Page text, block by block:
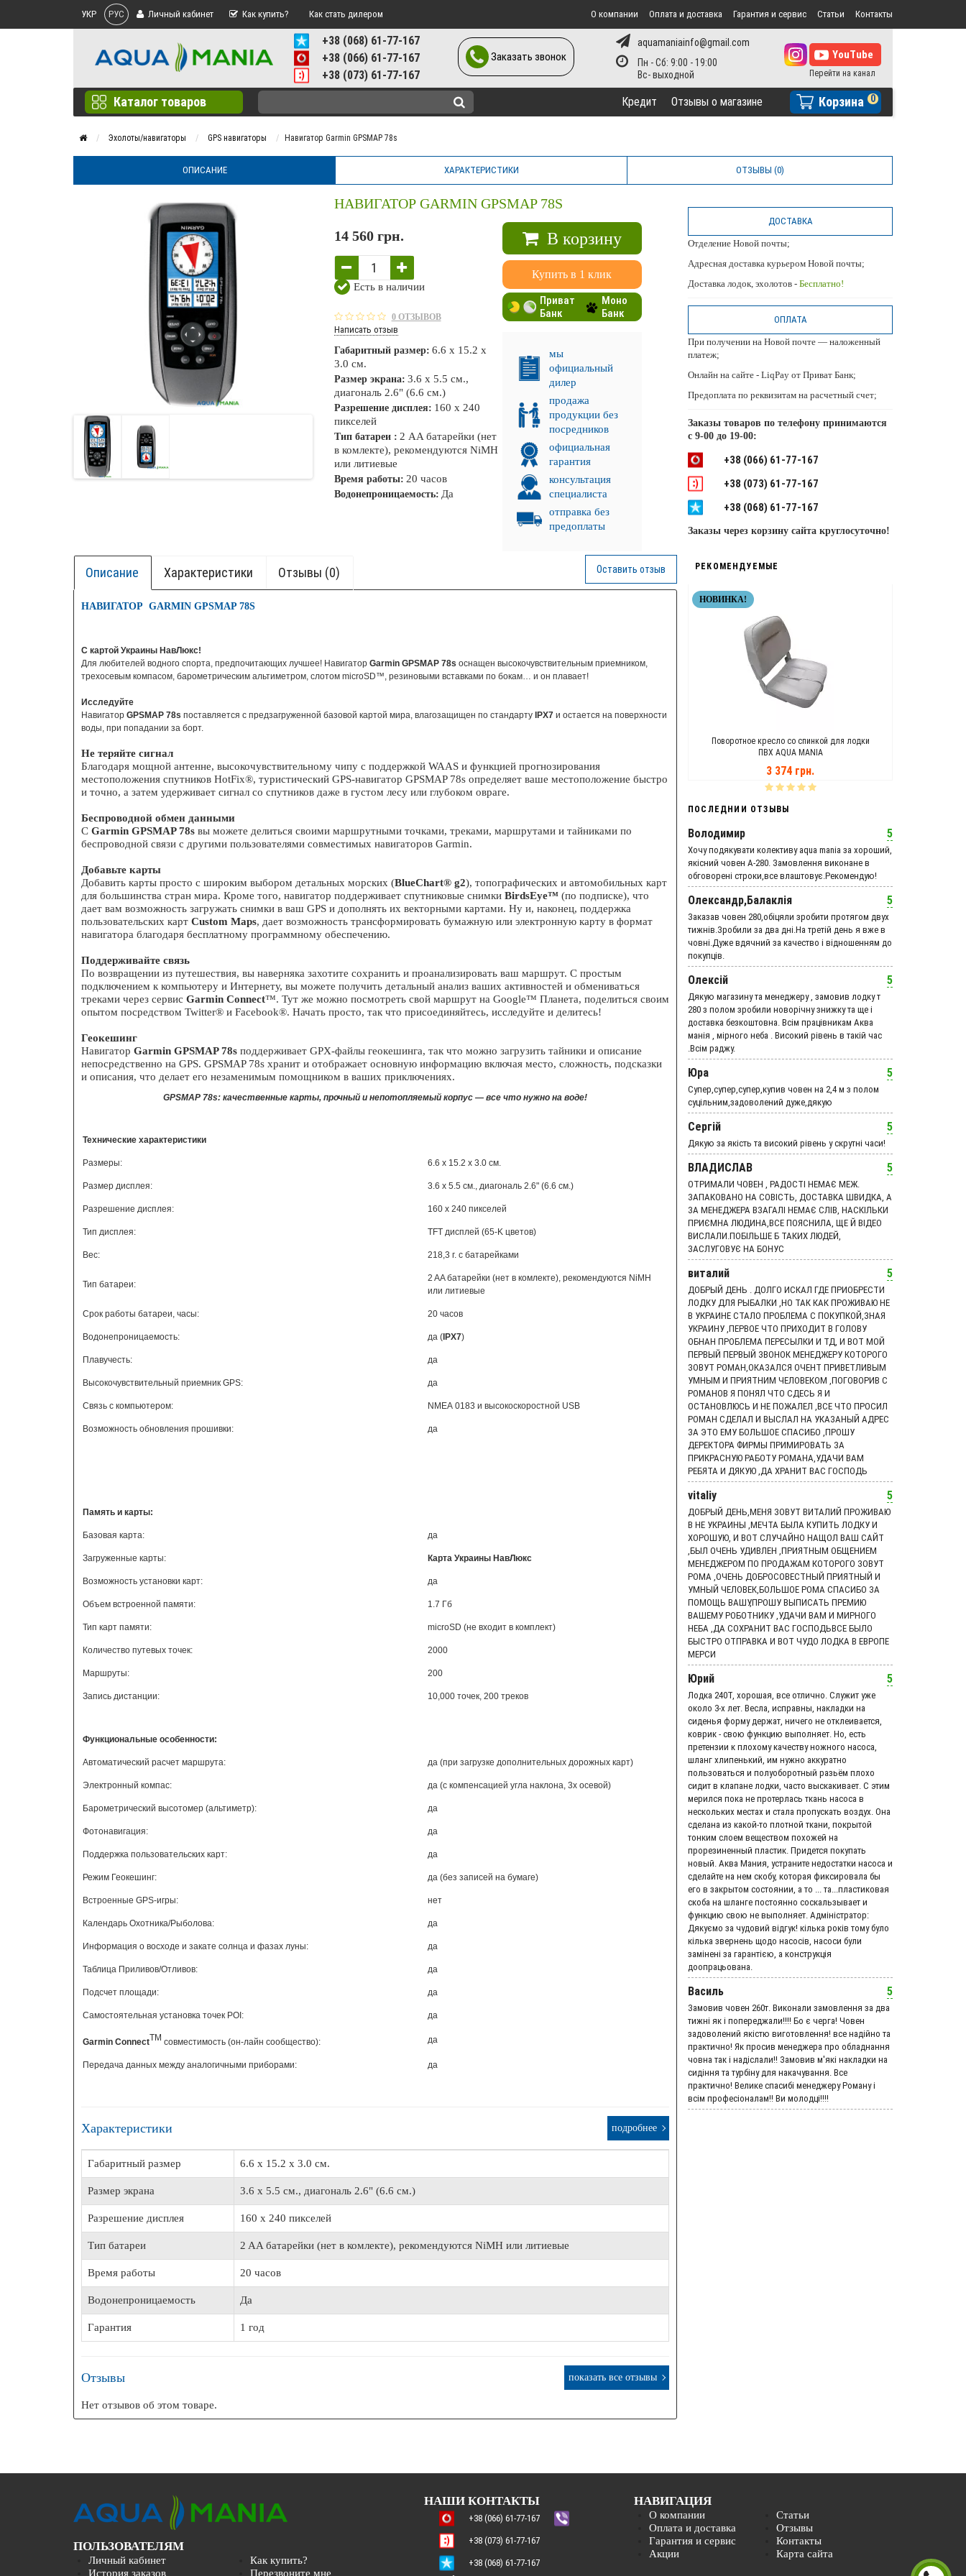
УКР РУС Личный кабинет Как купить? Как стать дилером О компании Оплата и доставка Гарантия и сервис Статьи Контакты
+38 (068) 61-77-167
+38 (066) 61-77-167
+38 (073) 61-77-167
Заказать звонок
aquamaniainfo@gmail.com
Пн - Сб: 9:00 - 19:00
Корзина 0
Кредит Отзывы о магазине
Каталог товаров
Эхолоты/навигаторы GPS навигаторы Навигатор Garmin GPSMAP 78s
ОПИСАНИЕ ХАРАКТЕРИСТИКИ ОТЗЫВЫ (0)
НАВИГАТОР GARMIN GPSMAP 78S
14 560 грн.
Есть в наличии
0 ОТЗЫВОВ
Написать отзыв
Габаритный размер: 6.6 x 15.2 x
3.0 см.
Размер экрана: 3.6 x 5.5 см.,
диагональ 2.6" (6.6 см.)
Разрешение дисплея: 160 x 240
пикселей
Тип батареи : 2 AA батарейки (нет
в комлекте), рекомендуются NiMH
или литиевые
Время работы: 20 часов
Водонепроницаемость: Да
В корзину
Купить в 1 клик
Приват
Банк
Моно
Банк
мы
официальный
дилер
продажа
продукции без
посредников
официальная
гарантия
консультация
специалиста
отправка без
предоплаты
Оставить отзыв
Описание Характеристики Отзывы (0)
НАВИГАТОР GARMIN GPSMAP 78S
C картой Украины НавЛюкс!
Для любителей водного спорта, предпочитающих лучшее! Навигатор Garmin GPSMAP 78s оснащен высокочувствительным приемником,
трехосевым компасом, барометрическим альтиметром, слотом microSD™, резиновыми вставками по бокам… и он плавает!
Исследуйте
Навигатор GPSMAP 78s поставляется с предзагруженной базовой картой мира, влагозащищен по стандарту IPX7 и остается на поверхности
воды, при попадании за борт.
Не теряйте сигнал
Благодаря мощной антенне, высокочувствительному чипу с поддержкой WAAS и функцией прогнозирования
местоположения спутников HotFix®, туристический GPS-навигатор GPSMAP 78s определяет ваше местоположение быстро
и точно, а затем удерживает сигнал со спутников даже в густом лесу или глубоком овраге.
Беспроводной обмен данными
С Garmin GPSMAP 78s вы можете делиться своими маршрутными точками, треками, маршрутами и тайниками по
беспроводной связи с другими пользователями совместимых навигаторов Garmin.
Добавьте карты
Добавить карты просто с широким выбором детальных морских (BlueChart® g2), топографических и автомобильных карт
для большинства стран мира. Кроме того, навигатор поддерживает спутниковые снимки BirdsEye™ (по подписке), что
дает вам возможность загружать снимки в ваш GPS и дополнять их векторными картами. Ну и, наконец, поддержка
пользовательских карт Custom Maps, дает возможность трансформировать бумажную или электронную карту в формат
навигатора благодаря бесплатному программному обеспечению.
Поддерживайте связь
По возвращении из путешествия, вы наверняка захотите сохранить и проанализировать ваш маршрут. С простым
подключением к компьютеру и Интернету, вы можете получить детальный анализ ваших активностей и обмениваться
треками через сервис Garmin Connect™. Тут же можно посмотреть свой маршрут на Google™ Планета, поделиться своим
опытом посредством Twitter® и Facebook®. Начать просто, так что присоединяйтесь, исследуйте и делитесь!
Геокешинг
Навигатор Garmin GPSMAP 78s поддерживает GPX-файлы геокешинга, так что можно загрузить тайники и описание
непосредственно на GPS. GPSMAP 78s хранит и отображает основную информацию включая место, сложность, подсказки
и описания, что делает его незаменимым помощником в ваших приключениях.
GPSMAP 78s: качественные карты, прочный и непотопляемый корпус — все что нужно на воде!
Технические характеристики
Размеры: 6.6 x 15.2 x 3.0 см.
Размер дисплея: 3.6 x 5.5 см., диагональ 2.6" (6.6 см.)
Разрешение дисплея: 160 x 240 пикселей
Тип дисплея: TFT дисплей (65-K цветов)
Вес: 218,3 г. с батарейками
Тип батареи:
2 AA батарейки (нет в комлекте), рекомендуются NiMH
или литиевые
Срок работы батареи, часы: 20 часов
Водонепроницаемость: да ( IPX7)
Плавучесть: да
Высокочувствительный приемник GPS: да
Связь с компьютером: NMEA 0183 и высокоскоростной USB
Возможность обновления прошивки: да
Память и карты:
Базовая карта: да
Загруженные карты: Карта Украины НавЛюкс
Возможность установки карт: да
Объем встроенной памяти: 1.7 Гб
Тип карт памяти: microSD (не входит в комплект)
Количество путевых точек: 2000
Маршруты: 200
Запись дистанции: 10,000 точек, 200 треков
Функциональные особенности:
Автоматический расчет маршрута: да (при загрузке дополнительных дорожных карт)
Электронный компас: да (с компенсацией угла наклона, 3х осевой)
Барометрический высотомер (альтиметр): да
Фотонавигация: да
Поддержка пользовательских карт: да
Режим Геокешинг: да (без записей на бумаге)
Встроенные GPS-игры: нет
Календарь Охотника/Рыболова: да
Информация о восходе и закате солнца и фазах луны: да
Таблица Приливов/Отливов: да
Подсчет площади: да
Самостоятельная установка точек POI : да
Garmin ConnectTM совместимость (он-лайн сообщество): да
Передача данных между аналогичными приборами: да
Характеристики подробнее
Габаритный размер 6.6 x 15.2 x 3.0 см.
Размер экрана 3.6 x 5.5 см., диагональ 2.6" (6.6 см.)
Разрешение дисплея 160 x 240 пикселей
Тип батареи 2 AA батарейки (нет в комлекте), рекомендуются NiMH или литиевые
Время работы 20 часов
Водонепроницаемость Да
Гарантия 1 год
Отзывы показать все отзывы
Нет отзывов об этом товаре.
ДОСТАВКА
Отделение Новой почты;
Адресная доставка курьером Новой почты;
Доставка лодок, эхолотов - Бесплатно!
ОПЛАТА
При получении на Новой почте — наложенный
платеж;
Онлайн на сайте - LiqPay от Приват Банк;
Предоплата по реквизитам на расчетный счет;
Заказы товаров по телефону принимаются
с 9-00 до 19-00:
+38 (066) 61-77-167
+38 (073) 61-77-167
+38 (068) 61-77-167
Заказы через корзину сайта круглосуточно!
РЕКОМЕНДУЕМЫЕ
65 520 грн. 2 734 грн.
НОВИНКА!
Поворотное кресло со спинкой для лодки
ПВХ AQUA MANIA
3 374 грн.
ПОСЛЕДНИИ ОТЗЫВЫ
Володимир 5
Хочу подякувати колективу aqua mania за хороший,
якісний човен А-280. Замовлення виконане в
обговорені строки,все влаштовує.Рекомендую!
Олександр,Балаклія 5
Заказав човен 280,обіцяли зробити протягом двух
тижнів.Зробили за два дні.На третій день я вже в
човні.Дуже вдячний за качество і відношенням до
покупців.
Олексій 5
Дякую магазину та менеджеру , замовив лодку т
280 з полом зробили новорічну знижку та ще і
доставка безкоштовна. Всім працівникам Аква
манія , мірного неба . Високий рівень в такій час
.Всім раджу.
Юра 5
Супер,супер,супер,купив човен на 2,4 м з полом
суцільним,задоволений дуже,дякую
Сергій 5
Дякую за якість та високий рівень у скрутні часи!
ВЛАДИСЛАВ 5
ОТРИМАЛИ ЧОВЕН , РАДОСТІ НЕМАЄ МЕЖ.
ЗАПАКОВАНО НА СОВІСТЬ, ДОСТАВКА ШВИДКА, А
ЗА МЕНЕДЖЕРА ВЗАГАЛІ НЕМАЄ СЛІВ, НАСКІЛЬКИ
ПРИЄМНА ЛЮДИНА,ВСЕ ПОЯСНИЛА, ЩЕ Й ВІДЕО
ВИСЛАЛИ.ПОБІЛЬШЕ Б ТАКИХ ЛЮДЕЙ,
ЗАСЛУГОВУЄ НА БОНУС
виталий 5
ДОБРЫЙ ДЕНЬ . ДОЛГО ИСКАЛ ГДЕ ПРИОБРЕСТИ
ЛОДКУ ДЛЯ РЫБАЛКИ ,НО ТАК КАК ПРОЖИВАЮ НЕ
В УКРАИНЕ СТАЛО ПРОБЛЕМА С ПОКУПКОЙ,ЗНАЯ
УКРАИНУ ,ПЕРВОЕ ЧТО ПРИХОДИТ В ГОЛОВУ
ОБНАН ПРОБЛЕМА ПЕРЕСЫЛКИ И ТД, И ВОТ МОЙ
ПЕРВЫЙ ПЕРВЫЙ ЗВОНОК МЕНЕДЖЕРУ КОТОРОГО
ЗОВУТ РОМАН,ОКАЗАЛСЯ ОЧЕНТ ПРИВЕТЛИВЫМ
УМНЫМ И ПРИЯТНИМ ЧЕЛОВЕКОМ ,ПОГОВОРИВ С
РОМАНОВ Я ПОНЯЛ ЧТО СДЕСЬ Я И
ОСТАНОВЛЮСЬ И НЕ ПОЖАЛЕЛ ,ВСЕ ЧТО ПРОСИЛ
РОМАН СДЕЛАЛ И ВЫСЛАЛ НА УКАЗАНЫЙ АДРЕС
ЗА ЭТО ЕМУ БОЛЬШОЕ СПАСИБО ,ПРОШУ
ДЕРЕКТОРА ФИРМЫ ПРИМИРОВАТЬ ЗА
ПРИКРАСНУЮ РАБОТУ РОМАНА,УДАЧИ ВАМ
РЕБЯТА И ДЯКУЮ ,ДА ХРАНИТ ВАС ГОСПОДЬ
vitaliy 5
ДОБРЫЙ ДЕНЬ,МЕНЯ ЗОВУТ ВИТАЛИЙ ПРОЖИВАЮ
В НЕ УКРАИНЫ ,МЕЧТА БЫЛА КУПИТЬ ЛОДКУ И
ХОРОШУЮ, И ВОТ СЛУЧАЙНО НАЩОЛ ВАШ САЙТ
,БЫЛ ОЧЕНЬ УДИВЛЕН ,ПРИЯТНЫМ ОБЩЕНИЕМ
МЕНЕДЖЕРОМ ПО ПРОДАЖАМ КОТОРОГО ЗОВУТ
РОМА ,ОЧЕНЬ ДОБРОСОВЕСТНЫЙ ПРИЯТНЫЙ И
УМНЫЙ ЧЕЛОВЕК,БОЛЬШОЕ РОМА СПАСИБО ЗА
ПОМОЩЬ ВАШУ,ПРОШУ ВЫПИСАТЬ ПРЕМИЮ
ВАШЕМУ РОБОТНИКУ ,УДАЧИ ВАМ И МИРНОГО
НЕБА ,ДА СОХРАНИТ ВАС ГОСПОДЬВСЕ БЫЛО
БЫСТРО ОТПРАВКА И ВОТ ЧУДО ЛОДКА В ЕВРОПЕ
МЕРСИ
Юрий 5
Лодка 240Т, хорошая, все отлично. Служит уже
около 3-х лет. Весла, исправны, накладки на
сиденья форму держат, ничего не отклеивается,
коврик - свою функцию выполняет. Но, есть
претензии к плохому качеству ножного насоса,
шланг хлипенький, им нужно аккуратно
пользоваться и полуоборотный разьём плохо
сидит в клапане лодки, часто выскакивает. С этим
мерился пока не протерлась ткань насоса в
нескольких местах и стала пропускать воздух. Она
сделана из какой-то плотной ткани, покрытой
тонким слоем веществом похожей на
прорезиненный пластик. Придется покупать
новый. Аква Мания, устраните недостатки насоса и
сделайте на нем скобу, которая фиксировала бы
его в закрытом состоянии, а то ... та...пластиковая
скоба на шланге постоянно соскальзывает и
функцию свою не выполняет. Адмiнiстратор:
Дякуємо за чудовий вiдгук! кілька років тому було
кілька звернень щодо насосів, насоси були
замінені за гарантією, а конструкція
доопрацьована.
Василь 5
Замовив човен 260т. Виконали замовлення за два
тижні як і попереджали!!!! Бо є черга! Човен
задоволений якістю виготовлення! все надійно та
практично! Як просив менеджера про обладнання
човна так і надіслали!! Замовив м'які накладки на
сидіння та турбіну для накачування. Все
практично! Велике спасибі менеджеру Роману і
всім професіоналам!! Ви молодці!!!!
ПОЛЬЗОВАТЕЛЯМ
Личный кабинет
История заказов
Как купить?
Перезвоните мне
НАШИ КОНТАКТЫ
+38 (066) 61-77-167
+38 (073) 61-77-167
+38 (068) 61-77-167
НАВИГАЦИЯ
О компании
Оплата и доставка
Гарантия и сервис
Акции
Статьи
Отзывы
Контакты
Карта сайта